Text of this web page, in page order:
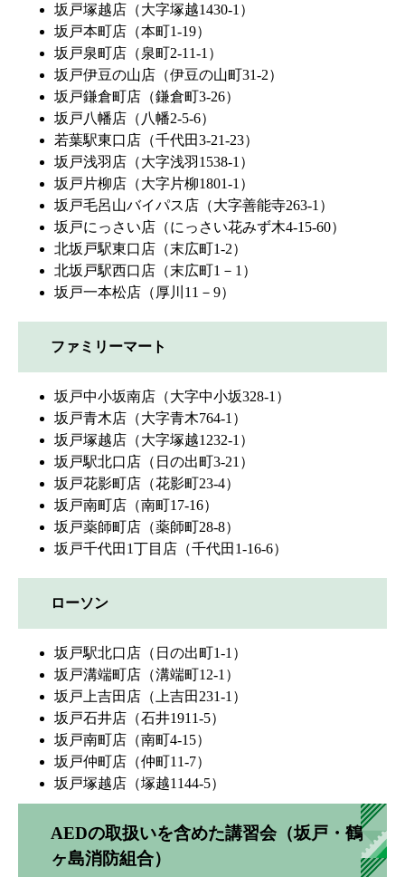
坂戸塚越店（大字塚越1430-1）
坂戸本町店（本町1-19）
坂戸泉町店（泉町2-11-1）
坂戸伊豆の山店（伊豆の山町31-2）
坂戸鎌倉町店（鎌倉町3-26）
坂戸八幡店（八幡2-5-6）
若葉駅東口店（千代田3-21-23）
坂戸浅羽店（大字浅羽1538-1）
坂戸片柳店（大字片柳1801-1）
坂戸毛呂山バイパス店（大字善能寺263-1）
坂戸にっさい店（にっさい花みず木4-15-60）
北坂戸駅東口店（末広町1-2）
北坂戸駅西口店（末広町1－1）
坂戸一本松店（厚川11－9）
ファミリーマート
坂戸中小坂南店（大字中小坂328-1）
坂戸青木店（大字青木764-1）
坂戸塚越店（大字塚越1232-1）
坂戸駅北口店（日の出町3-21）
坂戸花影町店（花影町23-4）
坂戸南町店（南町17-16）
坂戸薬師町店（薬師町28-8）
坂戸千代田1丁目店（千代田1-16-6）
ローソン
坂戸駅北口店（日の出町1-1）
坂戸溝端町店（溝端町12-1）
坂戸上吉田店（上吉田231-1）
坂戸石井店（石井1911-5）
坂戸南町店（南町4-15）
坂戸仲町店（仲町11-7）
坂戸塚越店（塚越1144-5）
AEDの取扱いを含めた講習会（坂戸・鶴
ヶ島消防組合）